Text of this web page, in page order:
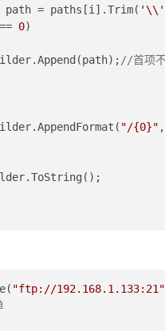
path = paths[i].Trim( '\\'
0)
builder.Append(path);
//首项
builder.AppendFormat(
"/{0}"
"ftp://192.168.1.133:21"